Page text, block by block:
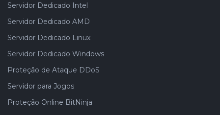
Servidor Dedicado Intel
Servidor Dedicado AMD
Servidor Dedicado Linux
Servidor Dedicado Windows
Proteção de Ataque DDoS
Servidor para Jogos
Proteção Online BitNinja